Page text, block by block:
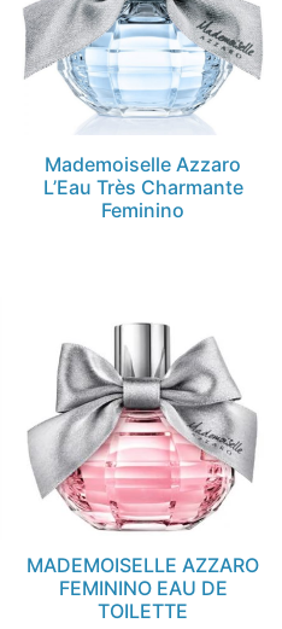
Mademoiselle Azzaro
L’Eau Très Charmante
Feminino
MADEMOISELLE AZZARO
FEMININO EAU DE
TOILETTE